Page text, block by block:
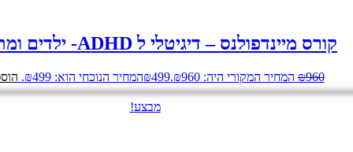
קורס מיינדפולנס – דיגיטלי ל ADHD- ילדים ומתבגרים
₪960 המחיר המקורי היה: ₪960. ₪499 המחיר הנוכחי הוא: ₪499.
מבצע!